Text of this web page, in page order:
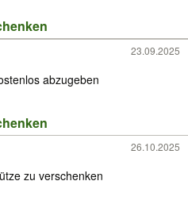
23.09.2025
abzugeben
26.10.2025
zu verschenken